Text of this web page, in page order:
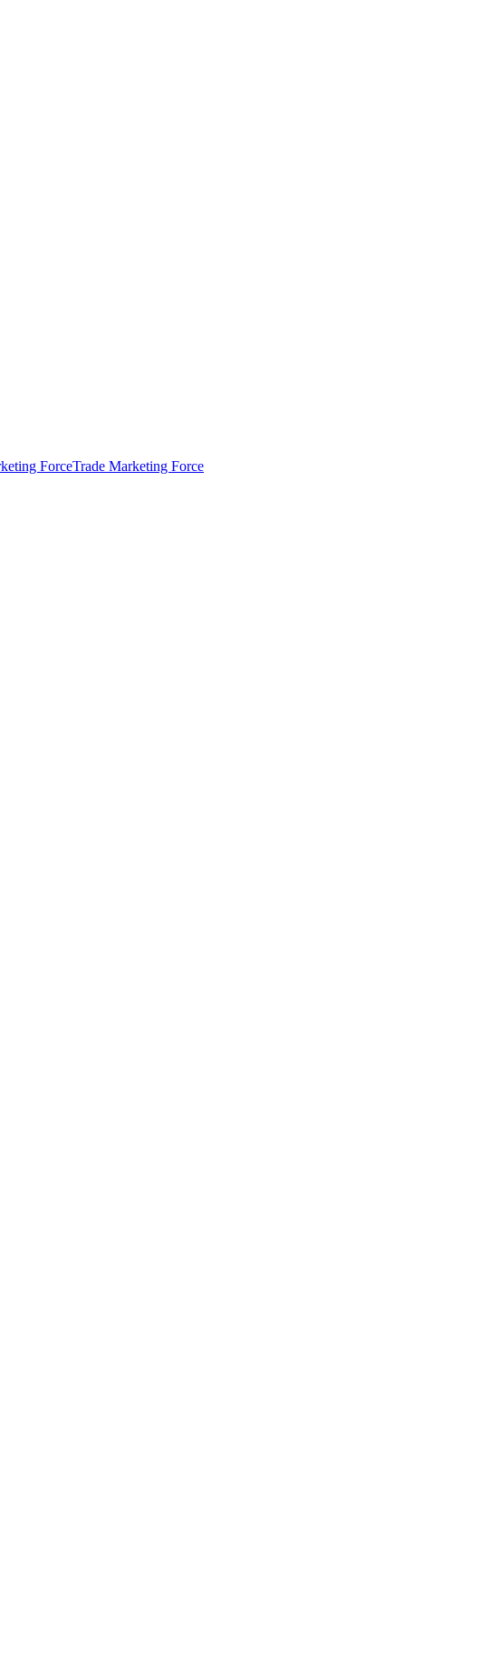
ForceTrade Marketing Force